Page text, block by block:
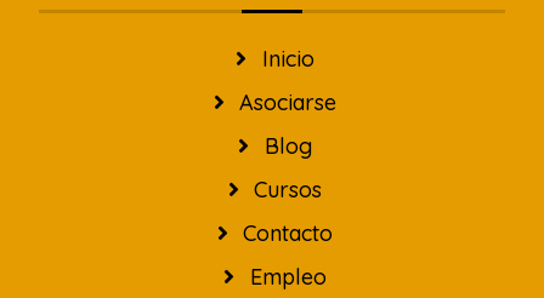
Inicio
Asociarse
Blog
Cursos
Contacto
Empleo